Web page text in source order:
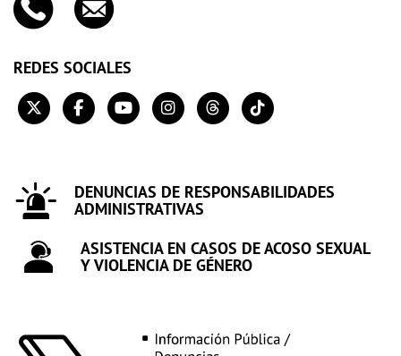
REDES SOCIALES
DENUNCIAS DE RESPONSABILIDADES
ADMINISTRATIVAS
ASISTENCIA EN CASOS DE ACOSO SEXUAL
Y VIOLENCIA DE GÉNERO